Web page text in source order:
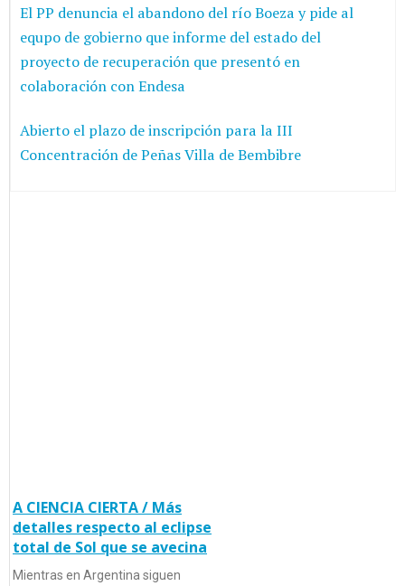
El PP denuncia el abandono del río Boeza y pide al
equpo de gobierno que informe del estado del
proyecto de recuperación que presentó en
colaboración con Endesa
Abierto el plazo de inscripción para la III
Concentración de Peñas Villa de Bembibre
A CIENCIA CIERTA / Más
detalles respecto al eclipse
total de Sol que se avecina
Mientras en Argentina siguen